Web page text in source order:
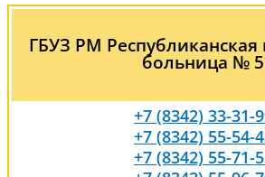
ГБУЗ РМ Республиканская
больница № 5
+7 (8342) 33-31-
+7 (8342) 55-54-
+7 (8342) 55-71-